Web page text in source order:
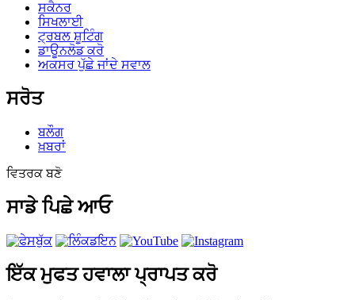
ਸਕੈਨਰ
ਸਿਖਲਾਈ
ਟ੍ਰਬਲ ਸ਼ੂਟਿੰਗ
ਡਾਊਨਲੋਡ ਕਰੋ
ਅਕਸਰ ਪੁੱਛੇ ਜਾਂਦੇ ਸਵਾਲ
ਸਰੋਤ
ਬਲੌਗ
ਖ਼ਬਰਾਂ
ਵਿਤਰਕ ਬਣੋ
ਸਾਡੇ ਪਿਛੇ ਆਓ
ਇੱਕ ਮੁਫਤ ਹਵਾਲਾ ਪ੍ਰਾਪਤ ਕਰੋ